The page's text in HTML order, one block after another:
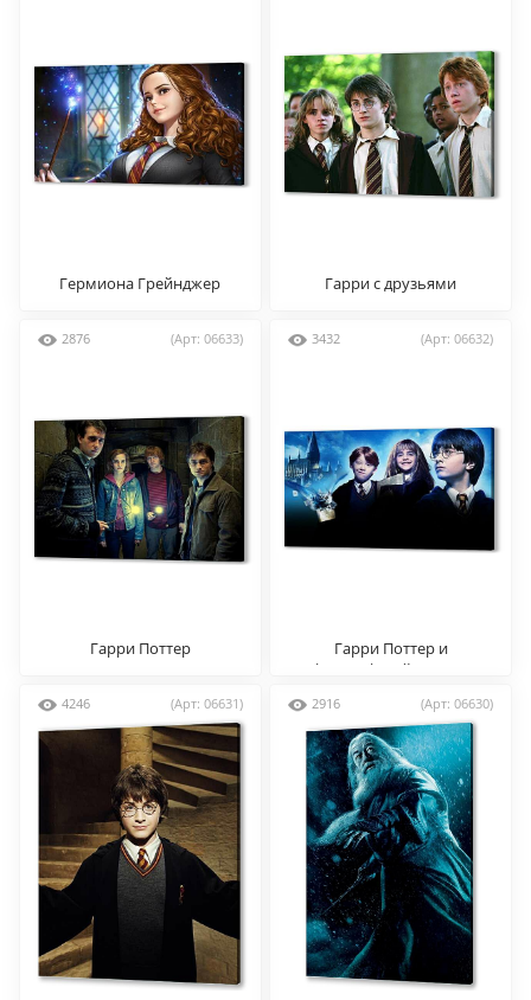
Гермиона Грейнджер Гарри с друзьями
2876 (Арт: 06633)
Гарри Поттер
3432 (Арт: 06632)
Гарри Поттер и
философский камень
4246 (Арт: 06631) 2916 (Арт: 06630)